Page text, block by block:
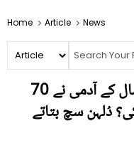
Home Article News
بیوی نہیں دادی لگتی ہے ۔۔ 35 سال کے آدمی نے 70
دُلہن سچ بتاتے